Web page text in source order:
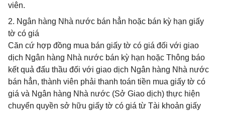
viên.
2. Ngân hàng Nhà nước bán hẳn hoặc bán kỳ hạn giấy
tờ có giá
Căn cứ hợp đồng mua bán giấy tờ có giá đối với giao
dịch Ngân hàng Nhà nước bán kỳ hạn hoặc Thông báo
kết quả đấu thầu đối với giao dịch Ngân hàng Nhà nước
bán hẳn, thành viên phải thanh toán tiền mua giấy tờ có
giá và Ngân hàng Nhà nước (Sở Giao dịch) thực hiện
chuyển quyền sở hữu giấy tờ có giá từ Tài khoản giấy